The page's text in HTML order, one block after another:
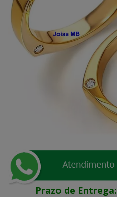
Prazo de Entrega: